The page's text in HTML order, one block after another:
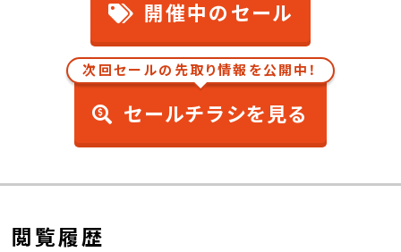
開催中のセール
次回セールの先取り情報を公開中！
セールチラシを見る
閲覧履歴